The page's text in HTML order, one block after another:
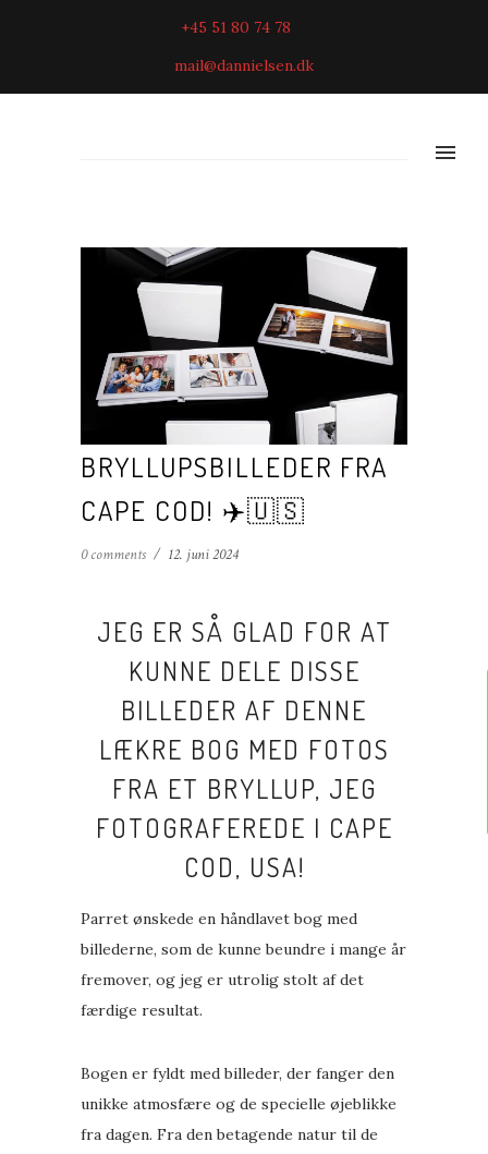
+45 51 80 74 78
mail@dannielsen.dk
BRYLLUPSBILLEDER FRA
CAPE COD! ✈️🇺🇸
0 comments / 12. juni 2024
JEG ER SÅ GLAD FOR AT
KUNNE DELE DISSE
BILLEDER AF DENNE
LÆKRE BOG MED FOTOS
FRA ET BRYLLUP, JEG
FOTOGRAFEREDE I CAPE
COD, USA!
Parret ønskede en håndlavet bog med
billederne, som de kunne beundre i mange år
fremover, og jeg er utrolig stolt af det
færdige resultat.
Bogen er fyldt med billeder, der fanger den
unikke atmosfære og de specielle øjeblikke
fra dagen. Fra den betagende natur til de